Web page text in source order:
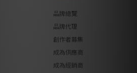
品牌總覽
品牌代理
創作者募集
成為供應商
成為經銷商